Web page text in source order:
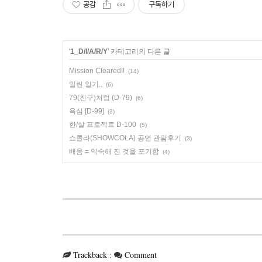
공감 구독하기
'1_D/I/A/R/Y' 카테고리의 다른 글
Mission Cleared!! (14)
밀린 일기.. (6)
79(친구)처럼 (D-79) (6)
욕심 [D-99] (3)
한/살 프로젝트 D-100 (5)
쇼콜라(SHOWCOLA) 공연 관람후기 (3)
배움 = 익숙해 진 것을 포기함 (4)
Trackback : Comment